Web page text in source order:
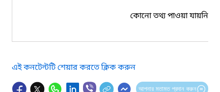
কোনো তথ্য পাওয়া যায়নি।
এই কনটেন্টটি শেয়ার করতে ক্লিক করুন
আপনার মতামত প্রদান করুন